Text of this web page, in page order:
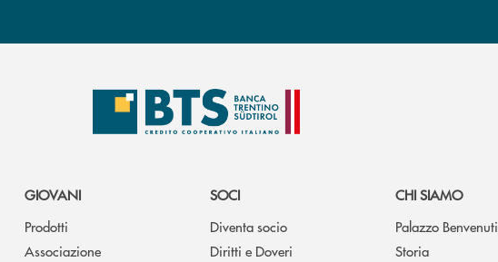
GIOVANI
Prodotti
Associazione
SOCI
Diventa socio
Diritti e Doveri
CHI SIAMO
Palazzo Benvenuti
Storia